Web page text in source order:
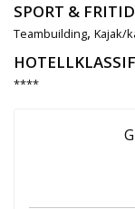
SPORT & FRITID
Teambuilding, Kajak/
****